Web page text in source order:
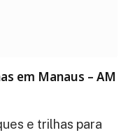
em Manaus – AM
e trilhas para